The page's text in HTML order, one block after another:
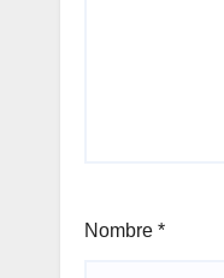
Nombre *